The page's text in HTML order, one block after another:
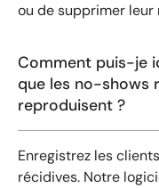
ou de supprimer
Comment puis-je
que les no-shows
reproduisent ?
Enregistrez les
récidives. Notre